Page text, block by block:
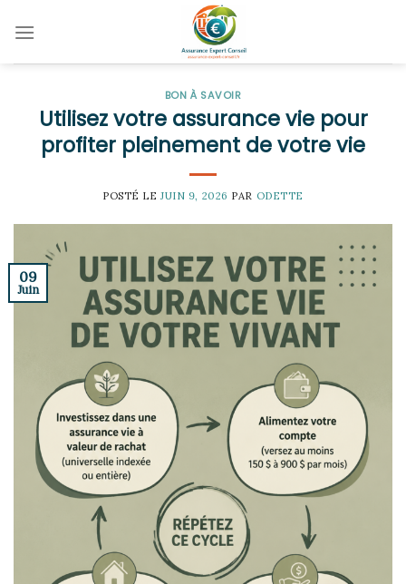
BON À SAVOIR
Utilisez votre assurance vie pour
profiter pleinement de votre vie
POSTÉ LEJUIN 9, 2026 PAR ODETTE
09
Juin